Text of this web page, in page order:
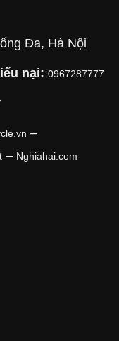
Đa, Hà Nội
nại: 0967287777
–
– Nghiahai.com